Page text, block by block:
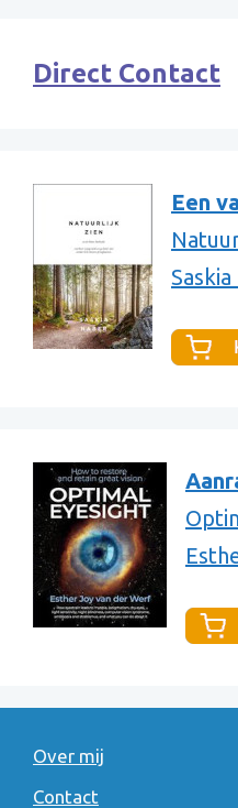
Direct Contact
Een
Over mij
Contact